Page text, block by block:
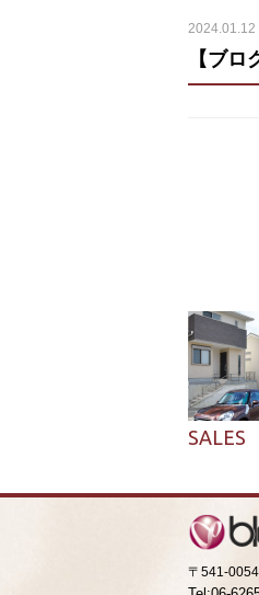
2024.01.12
【ブ
SALES
〒541-